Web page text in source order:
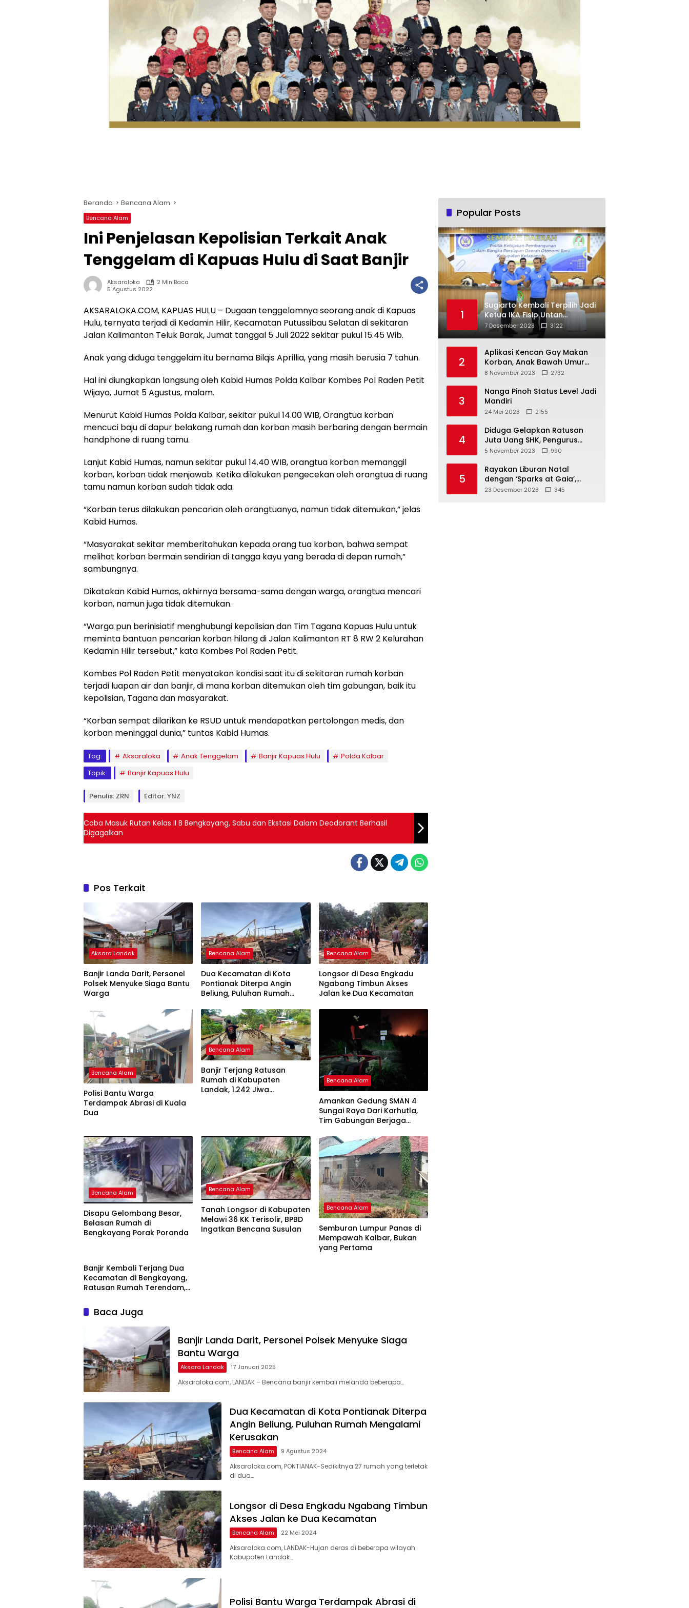
Beranda Bencana Alam
Bencana Alam
Ini Penjelasan Kepolisian Terkait Anak
Tenggelam di Kapuas Hulu di Saat Banjir
Aksaraloka
2 Min Baca
5 Agustus 2022
AKSARALOKA.COM, KAPUAS HULU – Dugaan tenggelamnya seorang anak di Kapuas
Hulu, ternyata terjadi di Kedamin Hilir, Kecamatan Putussibau Selatan di sekitaran
Jalan Kalimantan Teluk Barak, Jumat tanggal 5 Juli 2022 sekitar pukul 15.45 Wib.
Anak yang diduga tenggelam itu bernama Bilqis Aprillia, yang masih berusia 7 tahun.
Hal ini diungkapkan langsung oleh Kabid Humas Polda Kalbar Kombes Pol Raden Petit
Wijaya, Jumat 5 Agustus, malam.
Menurut Kabid Humas Polda Kalbar, sekitar pukul 14.00 WIB, Orangtua korban
mencuci baju di dapur belakang rumah dan korban masih berbaring dengan bermain
handphone di ruang tamu.
Lanjut Kabid Humas, namun sekitar pukul 14.40 WIB, orangtua korban memanggil
korban, korban tidak menjawab. Ketika dilakukan pengecekan oleh orangtua di ruang
tamu namun korban sudah tidak ada.
“Korban terus dilakukan pencarian oleh orangtuanya, namun tidak ditemukan,” jelas
Kabid Humas.
“Masyarakat sekitar memberitahukan kepada orang tua korban, bahwa sempat
melihat korban bermain sendirian di tangga kayu yang berada di depan rumah,”
sambungnya.
Dikatakan Kabid Humas, akhirnya bersama-sama dengan warga, orangtua mencari
korban, namun juga tidak ditemukan.
“Warga pun berinisiatif menghubungi kepolisian dan Tim Tagana Kapuas Hulu untuk
meminta bantuan pencarian korban hilang di Jalan Kalimantan RT 8 RW 2 Kelurahan
Kedamin Hilir tersebut,” kata Kombes Pol Raden Petit.
Kombes Pol Raden Petit menyatakan kondisi saat itu di sekitaran rumah korban
terjadi luapan air dan banjir, di mana korban ditemukan oleh tim gabungan, baik itu
kepolisian, Tagana dan masyarakat.
“Korban sempat dilarikan ke RSUD untuk mendapatkan pertolongan medis, dan
korban meninggal dunia,” tuntas Kabid Humas.
Tag: Aksaraloka Anak Tenggelam Banjir Kapuas Hulu
Polda Kalbar
Topik:
Banjir Kapuas Hulu
Penulis: ZRN Editor: YNZ
Coba Masuk Rutan Kelas II B Bengkayang, Sabu dan Ekstasi Dalam Deodorant Berhasil
Digagalkan
Pos Terkait
Aksara Landak
Banjir Landa Darit, Personel
Polsek Menyuke Siaga Bantu
Warga
Bencana Alam
Dua Kecamatan di Kota
Pontianak Diterpa Angin
Beliung, Puluhan Rumah
Bencana Alam
Longsor di Desa Engkadu
Ngabang Timbun Akses
Jalan ke Dua Kecamatan
Bencana Alam
Polisi Bantu Warga
Terdampak Abrasi di Kuala
Dua
Bencana Alam
Banjir Terjang Ratusan
Rumah di Kabupaten
Landak, 1.242 Jiwa
Bencana Alam
Amankan Gedung SMAN 4
Sungai Raya Dari Karhutla,
Tim Gabungan Berjaga
Bencana Alam
Disapu Gelombang Besar,
Belasan Rumah di
Bengkayang Porak Poranda
Bencana Alam
Tanah Longsor di Kabupaten
Melawi 36 KK Terisolir, BPBD
Ingatkan Bencana Susulan
Bencana Alam
Semburan Lumpur Panas di
Mempawah Kalbar, Bukan
yang Pertama
Banjir Kembali Terjang Dua
Kecamatan di Bengkayang,
Ratusan Rumah Terendam,
Baca Juga
Banjir Landa Darit, Personel Polsek Menyuke Siaga
Bantu Warga
Aksara Landak 17 Januari 2025
Aksaraloka.com, LANDAK – Bencana banjir kembali melanda beberapa…
Dua Kecamatan di Kota Pontianak Diterpa
Angin Beliung, Puluhan Rumah Mengalami
Kerusakan
Bencana Alam 9 Agustus 2024
Aksaraloka.com, PONTIANAK-Sedikitnya 27 rumah yang terletak
di dua…
Longsor di Desa Engkadu Ngabang Timbun
Akses Jalan ke Dua Kecamatan
Bencana Alam 22 Mei 2024
Aksaraloka.com, LANDAK-Hujan deras di beberapa wilayah
Kabupaten Landak…
Polisi Bantu Warga Terdampak Abrasi di
Popular Posts
1
Sugiarto Kembali Terpilih Jadi
Ketua IKA Fisip Untan
Ketapang
7 Desember 2023 3122
2
Aplikasi Kencan Gay Makan
Korban, Anak Bawah Umur
Jadi Korban Persetubuhan
8 November 2023 2732
3
Nanga Pinoh Status Level Jadi
Mandiri
24 Mei 2023 2155
4
Diduga Gelapkan Ratusan
Juta Uang SHK, Pengurus
Koperasi SUB Dilaporkan ke
5 November 2023 990
5
Rayakan Liburan Natal
dengan ‘Sparks at Gaia’,
Sajikan Tempat Foto Estetik
23 Desember 2023 345